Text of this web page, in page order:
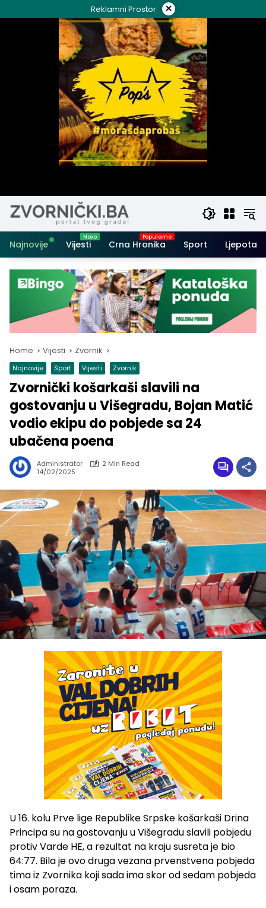
to
Reklamni Prostor ×
Najnovije Vijesti Crna Hronika Sport Ljepota i
Home Vijesti Zvornik
Najnovije Sport Vijesti Zvornik
Zvornički košarkaši slavili na
gostovanju u Višegradu, Bojan Matić
vodio ekipu do pobjede sa 24
ubačena poena
Administrator
2 Min Read
14/02/2025
U 16. kolu Prve lige Republike Srpske košarkaši Drina
Principa su na gostovanju u Višegradu slavili pobjedu
protiv Varde HE, a rezultat na kraju susreta je bio
64:77. Bila je ovo druga vezana prvenstvena pobjeda
tima iz Zvornika koji sada ima skor od sedam pobjeda
i osam poraza.